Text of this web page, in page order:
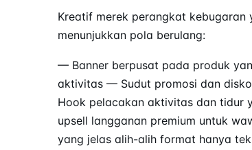
Kreatif merek perangkat
menunjukkan pola berulang:
— Banner berpusat pada produk
aktivitas — Sudut promosi dan
Hook pelacakan aktivitas dan tidur
upsell langganan premium untuk
yang jelas alih-alih format hanya